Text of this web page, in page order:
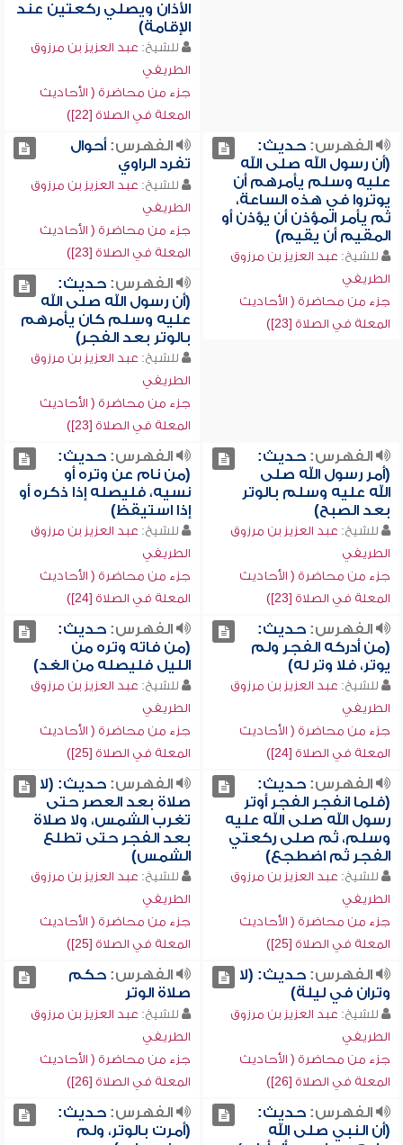
الأذان ويصلي ركعتين عند
الإقامة)
للشيخ: عبد العزيز بن مرزوق
الطريفي
جزء من محاضرة ( الأحاديث
المعلة في الصلاة [22])
الفهرس:حديث:
(أن رسول الله صلى الله
عليه وسلم يأمرهم أن
يوتروا في هذه الساعة،
ثم يأمر المؤذن أن يؤذن أو
المقيم أن يقيم)
للشيخ: عبد العزيز بن مرزوق
الطريفي
جزء من محاضرة ( الأحاديث
المعلة في الصلاة [23])
الفهرس:أحوال
تفرد الراوي
للشيخ: عبد العزيز بن مرزوق
الطريفي
جزء من محاضرة ( الأحاديث
المعلة في الصلاة [23])
الفهرس:حديث:
(أن رسول الله صلى الله
عليه وسلم كان يأمرهم
بالوتر بعد الفجر)
للشيخ: عبد العزيز بن مرزوق
الطريفي
جزء من محاضرة ( الأحاديث
المعلة في الصلاة [23])
الفهرس:حديث:
(أمر رسول الله صلى
الله عليه وسلم بالوتر
بعد الصبح)
للشيخ: عبد العزيز بن مرزوق
الطريفي
جزء من محاضرة ( الأحاديث
المعلة في الصلاة [23])
الفهرس:حديث:
(من نام عن وتره أو
نسيه، فليصله إذا ذكره أو
إذا استيقظ)
للشيخ: عبد العزيز بن مرزوق
الطريفي
جزء من محاضرة ( الأحاديث
المعلة في الصلاة [24])
الفهرس:حديث:
(من أدركه الفجر ولم
يوتر، فلا وتر له)
للشيخ: عبد العزيز بن مرزوق
الطريفي
جزء من محاضرة ( الأحاديث
المعلة في الصلاة [24])
الفهرس:حديث:
(من فاته وتره من
الليل فليصله من الغد)
للشيخ: عبد العزيز بن مرزوق
الطريفي
جزء من محاضرة ( الأحاديث
المعلة في الصلاة [25])
الفهرس:حديث:
(فلما انفجر الفجر أوتر
رسول الله صلى الله عليه
وسلم، ثم صلى ركعتي
الفجر ثم اضطجع)
للشيخ: عبد العزيز بن مرزوق
الطريفي
جزء من محاضرة ( الأحاديث
المعلة في الصلاة [25])
الفهرس:حديث: (لا
صلاة بعد العصر حتى
تغرب الشمس، ولا صلاة
بعد الفجر حتى تطلع
الشمس)
للشيخ: عبد العزيز بن مرزوق
الطريفي
جزء من محاضرة ( الأحاديث
المعلة في الصلاة [25])
الفهرس:حديث: (لا
وتران في ليلة)
للشيخ: عبد العزيز بن مرزوق
الطريفي
جزء من محاضرة ( الأحاديث
المعلة في الصلاة [26])
الفهرس:حكم
صلاة الوتر
للشيخ: عبد العزيز بن مرزوق
الطريفي
جزء من محاضرة ( الأحاديث
المعلة في الصلاة [26])
الفهرس:حديث:
(أن النبي صلى الله
الفهرس:حديث:
(أمرت بالوتر، ولم